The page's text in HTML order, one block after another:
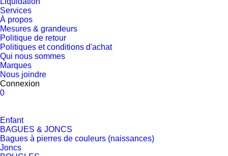
Services
À propos
Mesures & grandeurs
Politique de retour
Politiques et conditions d'achat
Qui nous sommes
Marques
Nous joindre
Connexion
0
Enfant
BAGUES & JONCS
Bagues à pierres de couleurs (naissances)
Joncs